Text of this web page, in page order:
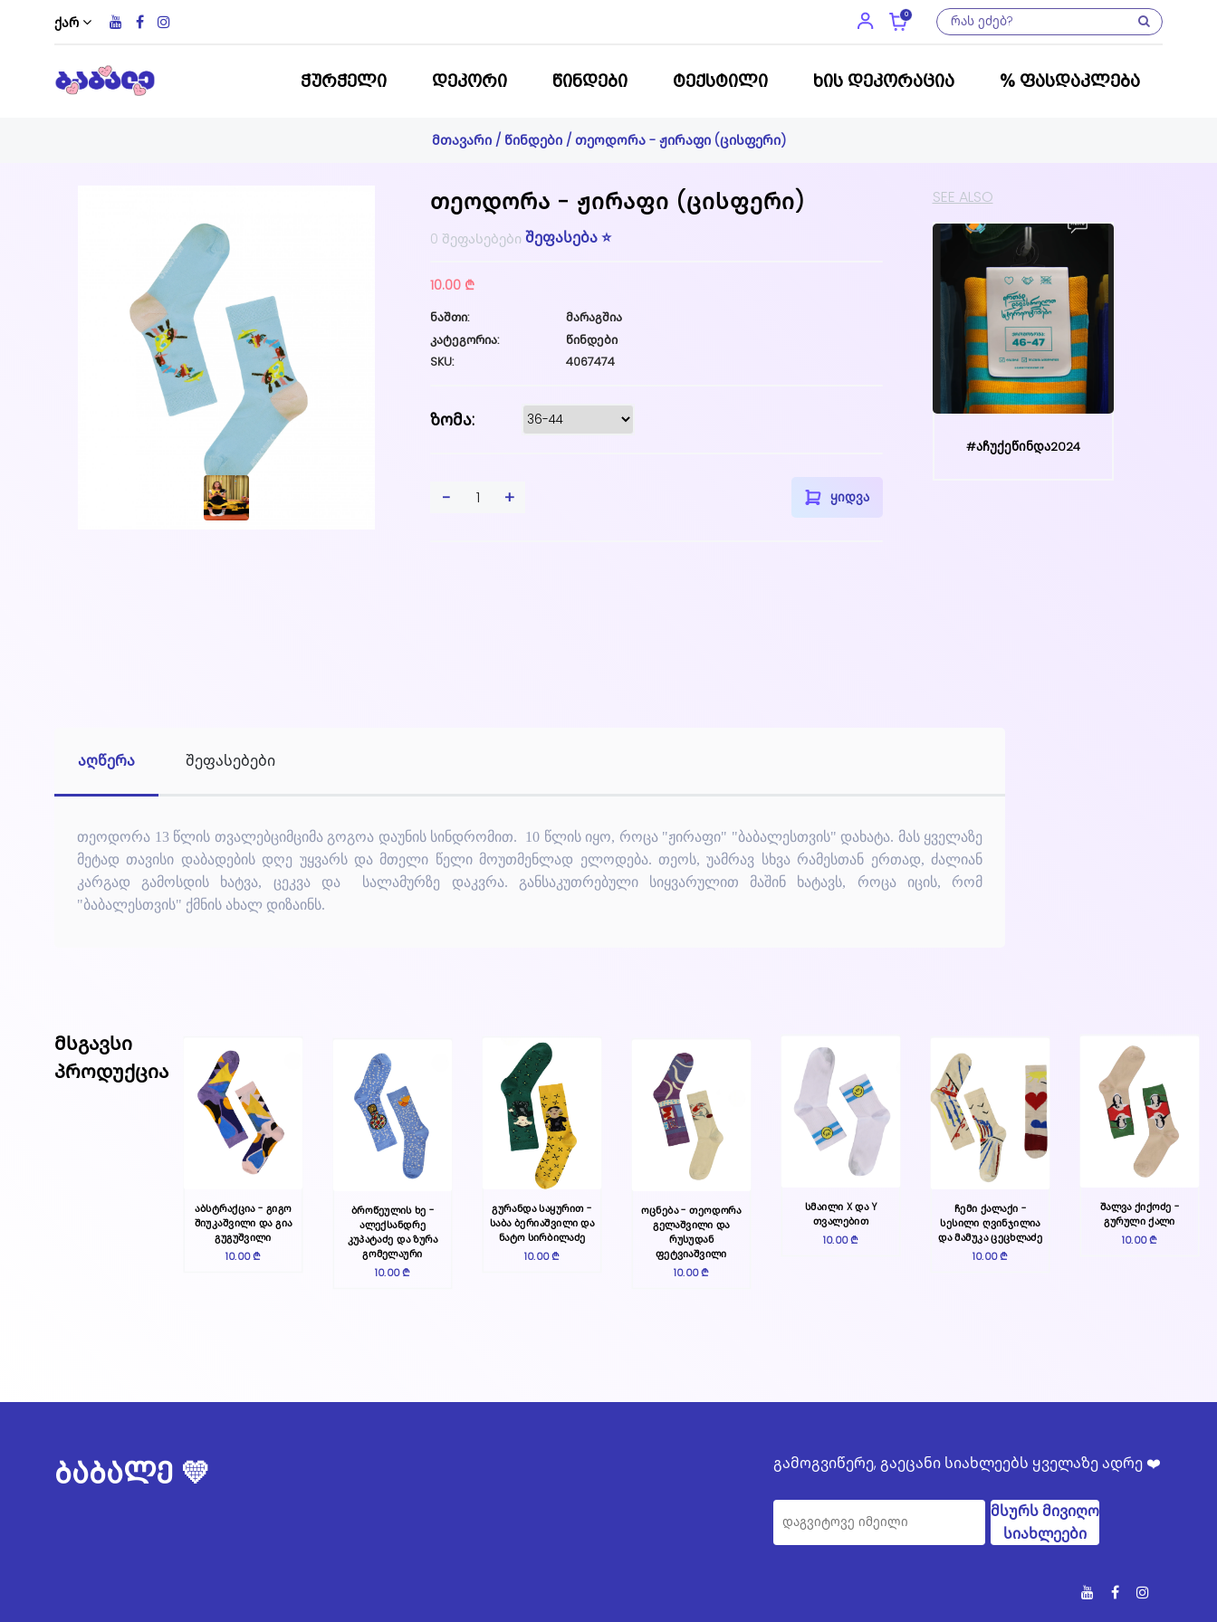
ქარ 0
ᲭᲣᲠᲭᲔᲚᲘ ᲓᲔᲙᲝᲠᲘ ᲬᲘᲜᲓᲔᲑᲘ ᲢᲔᲥᲡᲢᲘᲚᲘ ᲮᲘᲡ ᲓᲔᲙᲝᲠᲐᲪᲘᲐ % ᲤᲐᲡᲓᲐᲙᲚᲔᲑᲐ
მთავარი / წინდები/ თეოდორა - ჟირაფი (ცისფერი)
თეოდორა - ჟირაფი (ცისფერი)
0 შეფასებები შეფასება ⭐
10.00 ₾
ნაშთი:
მარაგშია
კატეგორია:
წინდები
SKU:
4067474
ზომა:
- 1 + ყიდვა
SEE ALSO
#აჩუქეწინდა2024
აღწერა შეფასებები
თეოდორა 13 წლის თვალებციმციმა გოგოა დაუნის სინდრომით. 10 წლის იყო, როცა "ჟირაფი" "ბაბალესთვის" დახატა. მას ყველაზე
მეტად თავისი დაბადების დღე უყვარს და მთელი წელი მოუთმენლად ელოდება. თეოს, უამრავ სხვა რამესთან ერთად, ძალიან
კარგად გამოსდის ხატვა, ცეკვა და სალამურზე დაკვრა. განსაკუთრებული სიყვარულით მაშინ ხატავს, როცა იცის, რომ
"ბაბალესთვის" ქმნის ახალ დიზაინს.
მსგავსი
პროდუქცია
აბსტრაქცია - გიგო
შიუკაშვილი და გია
გუგუშვილი
10.00 ₾
ბროწეულის ხე -
ალექსანდრე
კუპატაძე და ზურა
გომელაური
10.00 ₾
გურანდა საყურით -
საბა ბერიაშვილი და
ნატო სირბილაძე
10.00 ₾
ოცნება - თეოდორა
გელაშვილი და
რუსუდან
ფეტვიაშვილი
10.00 ₾
სმაილი X და Y
თვალებით
10.00 ₾
ჩემი ქალაქი -
სესილი ღვინჯილია
და მამუკა ცეცხლაძე
10.00 ₾
შალვა ქიქოძე -
გურული ქალი
10.00 ₾
ბაბალე 💛 გამოგვიწერე, გაეცანი სიახლეებს ყველაზე ადრე ❤️
მსურს მივიღო
სიახლეები